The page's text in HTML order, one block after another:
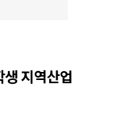
지역산업